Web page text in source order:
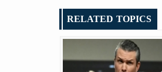
RELATED TOPICS